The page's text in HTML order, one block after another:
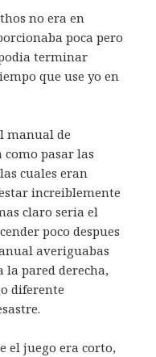
no era en
poca pero
terminar
que use yo en
manual de
pasar las
cuales eran
increiblemente
claro seria el
poco despues
averiguabas
la pared derecha,
diferente
el juego era corto,